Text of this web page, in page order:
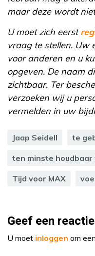
maar deze wordt
U moet zich eerst
vraag te stellen. Uw
voor anderen en u
opgeven. De naam
zichtbaar. Ter
verzoeken wij u
vermelden in uw
Jaap Seidell te
ten minste
Tijd voor MAX
Geef een reactie
U moet inloggen om